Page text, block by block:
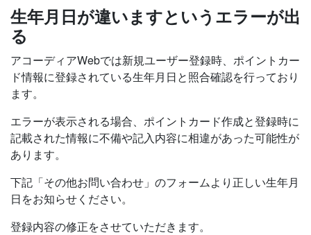
生年月日が違いますというエラーが出
る
アコーディアWebでは新規ユーザー登録時、ポイントカー
ド情報に登録されている生年月日と照合確認を行っており
ます。
エラーが表示される場合、ポイントカード作成と登録時に
記載された情報に不備や記入内容に相違があった可能性が
あります。
下記「その他お問い合わせ」のフォームより正しい生年月
日をお知らせください。
登録内容の修正をさせていただきます。